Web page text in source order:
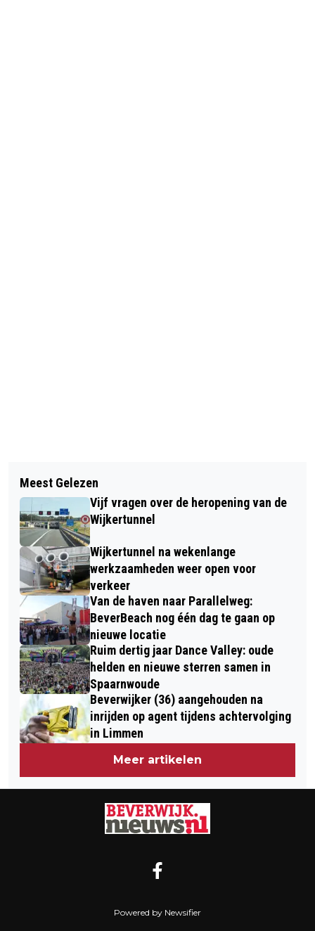
OPTISCHE ILLUSIE IN HEEMSKERK:
MUURSCHILDERING GERRIT VAN
ASSENDELFTSTRAAT
ACTION ROEPT UGAS GASLANTAARN
TERUG; RISICO OP BRAND EN
BRANDWONDEN
Meest Gelezen
Vijf vragen over de heropening van de
Wijkertunnel
Wijkertunnel na wekenlange
werkzaamheden weer open voor
verkeer
Van de haven naar Parallelweg:
BeverBeach nog één dag te gaan op
nieuwe locatie
Ruim dertig jaar Dance Valley: oude
helden en nieuwe sterren samen in
Spaarnwoude
Beverwijker (36) aangehouden na
inrijden op agent tijdens achtervolging
in Limmen
Meer artikelen
Powered by Newsifier